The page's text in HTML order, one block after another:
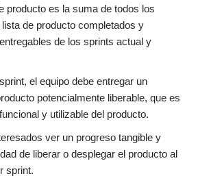
producto es la suma de todos los
de producto completados y
de los sprints actual y
el equipo debe entregar un
potencialmente liberable, que es
y utilizable del producto.
ver un progreso tangible y
de liberar o desplegar el producto al
sprint.